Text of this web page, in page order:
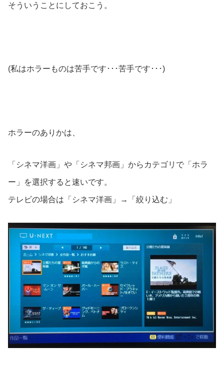
そういうことにしておこう。
(私はホラーものは苦手です･･･苦手です･･･)
ホラーのありかは、
「シネマ洋画」や「シネマ邦画」からカテゴリで「ホラ
ー」を選択すると速いです。
テレビの場合は「シネマ洋画」→「絞り込む」